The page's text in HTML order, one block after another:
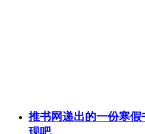
推书网递出的一份寒